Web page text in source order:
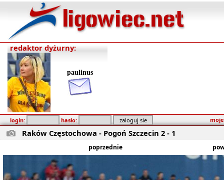
redaktor dyżurny:
paulinus
login: hasło:
Raków Częstochowa - Pogoń Szczecin 2 - 1
poprzednie